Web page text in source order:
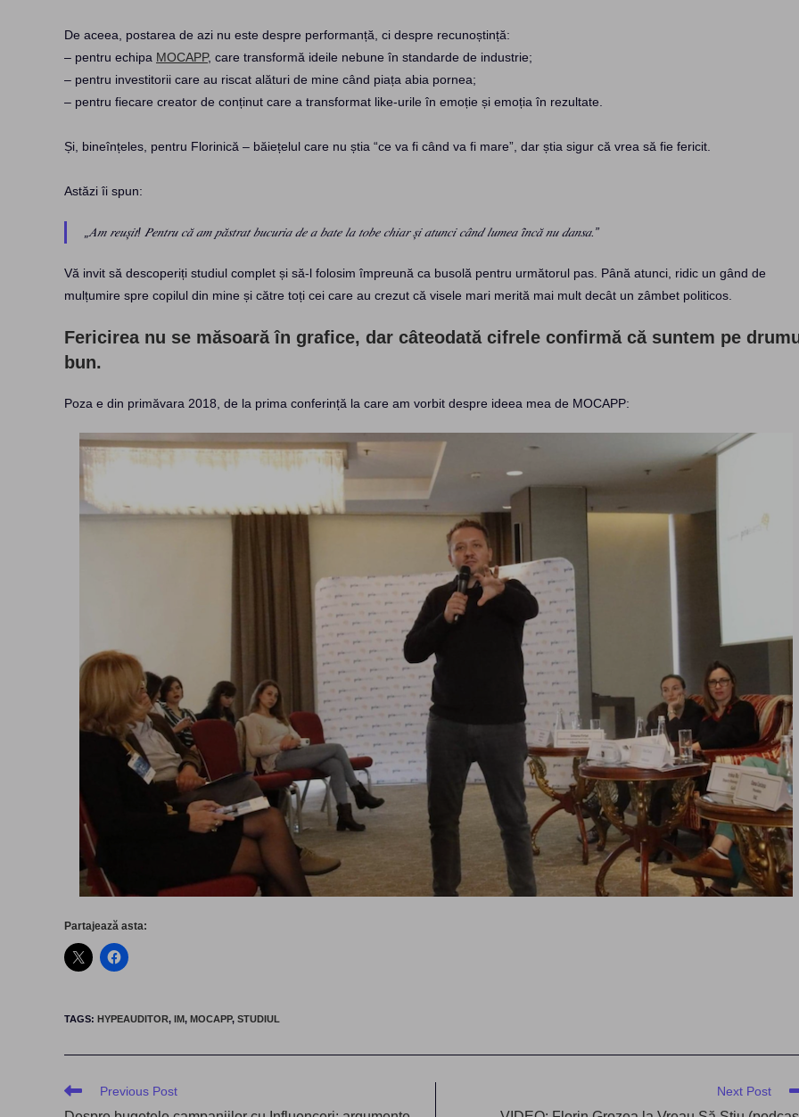
De aceea, postarea de azi nu este despre performanță, ci despre recunoștință:
– pentru echipa MOCAPP, care transformă ideile nebune în standarde de industrie;
– pentru investitorii care au riscat alături de mine când piața abia pornea;
– pentru fiecare creator de conținut care a transformat like-urile în emoție și emoția în rezultate.
Și, bineînțeles, pentru Florinică – băiețelul care nu știa “ce va fi când va fi mare”, dar știa sigur că vrea să fie fericit.
Astăzi îi spun:
„𝐴𝑚 𝑟𝑒𝑢𝑠̦𝑖𝑡! 𝑃𝑒𝑛𝑡𝑟𝑢 𝑐𝑎̆ 𝑎𝑚 𝑝𝑎̆𝑠𝑡𝑟𝑎𝑡 𝑏𝑢𝑐𝑢𝑟𝑖𝑎 𝑑𝑒 𝑎 𝑏𝑎𝑡𝑒 𝑙𝑎 𝑡𝑜𝑏𝑒 𝑐ℎ𝑖𝑎𝑟 𝑠̦𝑖 𝑎𝑡𝑢𝑛𝑐𝑖 𝑐𝑎̂𝑛𝑑 𝑙𝑢𝑚𝑒𝑎 𝑖̂𝑛𝑐𝑎̆ 𝑛𝑢 𝑑𝑎𝑛𝑠𝑎.”
Vă invit să descoperiți studiul complet și să-l folosim împreună ca busolă pentru următorul pas. Până atunci, ridic un gând de
mulțumire spre copilul din mine și către toți cei care au crezut că visele mari merită mai mult decât un zâmbet politicos.
Fericirea nu se măsoară în grafice, dar câteodată cifrele confirmă că suntem pe
bun.
Poza e din primăvara 2018, de la prima conferință la care am vorbit despre ideea mea de MOCAPP:
Partajează asta:
TAGS: HYPEAUDITOR, IM, MOCAPP, STUDIUL
Read
Previous Post Next Post